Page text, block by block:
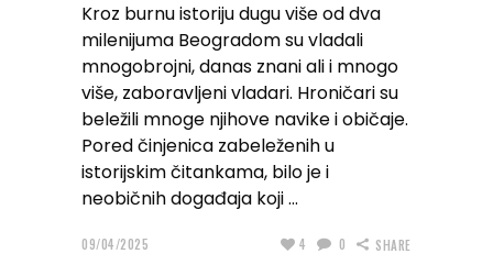
Kroz burnu istoriju dugu više od dva
milenijuma Beogradom su vladali
mnogobrojni, danas znani ali i mnogo
više, zaboravljeni vladari. Hroničari su
beležili mnoge njihove navike i običaje.
Pored činjenica zabeleženih u
istorijskim čitankama, bilo je i
neobičnih događaja koji
09/04/2025 4 0 SHARE